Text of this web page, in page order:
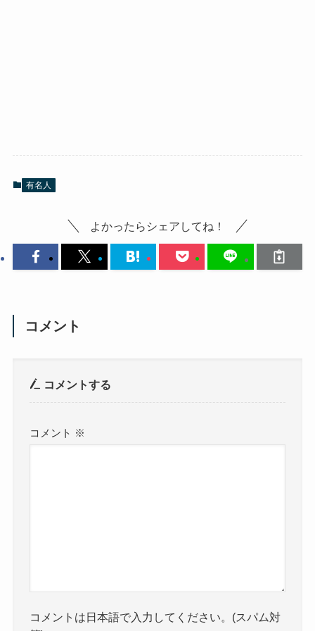
有名人
よかったらシェアしてね！
コメント
コメントする
コメント ※
コメントは日本語で入力してください。(スパム対